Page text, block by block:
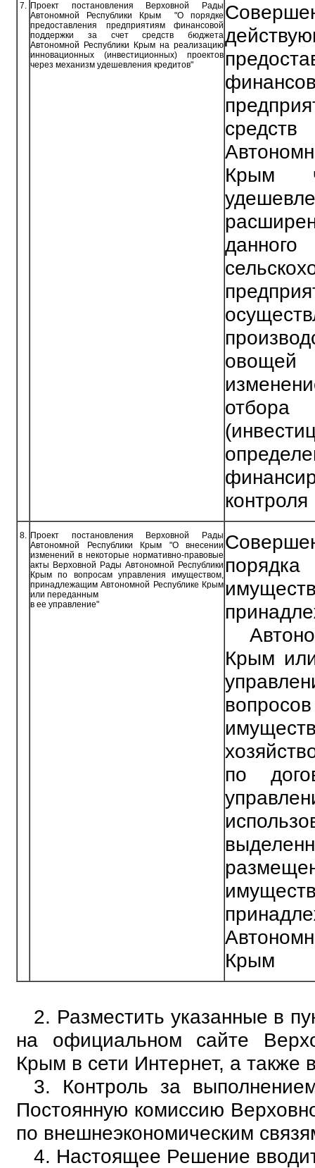
7. Проект постановления Верховной Рады
Автономной Республики Крым "О порядке
предоставления предприятиям финансовой
поддержки за счет средств бюджета
Автономной Республики Крым на реализацию
инновационных (инвестиционных) проектов
через механизм удешевления кредитов"
Крым
отбора
контроля
8. Проект постановления Верховной Рады
Автономной Республики Крым "О внесении
изменений в некоторые нормативно-правовые
акты Верховной Рады Автономной Республики
Крым по вопросам управления имуществом,
принадлежащим Автономной Республике Крым
или переданным
в ее управление"
Крым
по
Крым
2. Разместить указанные в
на официальном сайте
Крым в сети Интернет, а также
3. Контроль за
Постоянную комиссию
по внешнеэкономическим
4. Настоящее Решение